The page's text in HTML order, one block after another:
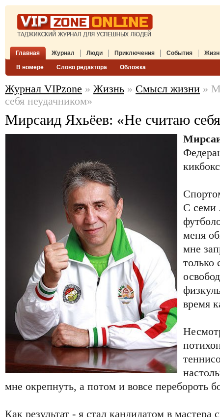
Главная Журнал
В номере Слово редактора Обложка
Люди Приключения События
Журнал VIPzone » Жизнь » Смысл жизни »
себя неудачником»
Мирсаид Яхьёев: «Не считаю
С семи
меня
мне
только
время
мне окрепнуть, а потом и вовсе перебороть
Как результат - я стал кандидатом в мастера